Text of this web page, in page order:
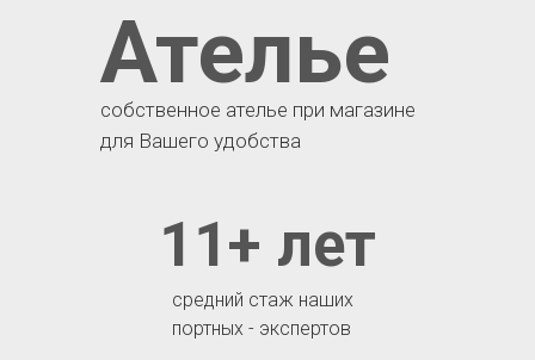
средний стаж наших
портных - экспертов
11+ лет
Ателье
собственное ателье при магазине
для Вашего удобства